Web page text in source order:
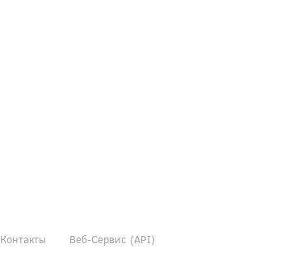
Контакты Веб-Сервис (API)